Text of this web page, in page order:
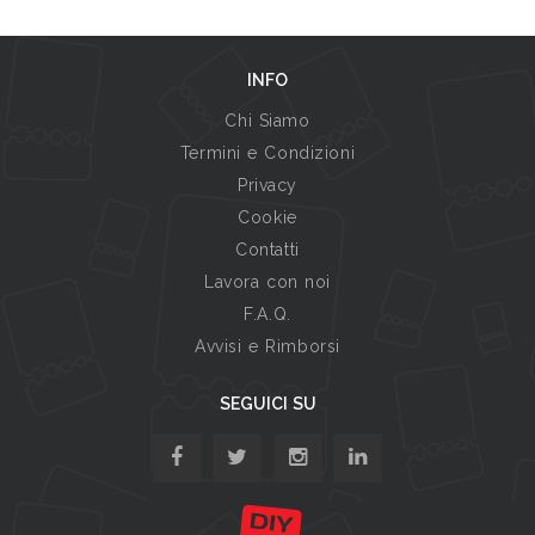
INFO
Chi Siamo
Termini e Condizioni
Privacy
Cookie
Contatti
Lavora con noi
F.A.Q.
Avvisi e Rimborsi
SEGUICI SU